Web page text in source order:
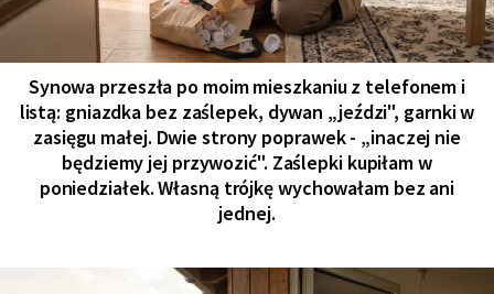
Synowa przeszła po moim mieszkaniu z telefonem i
listą: gniazdka bez zaślepek, dywan „jeździ", garnki w
zasięgu małej. Dwie strony poprawek - „inaczej nie
będziemy jej przywozić". Zaślepki kupiłam w
poniedziałek. Własną trójkę wychowałam bez ani
jednej.